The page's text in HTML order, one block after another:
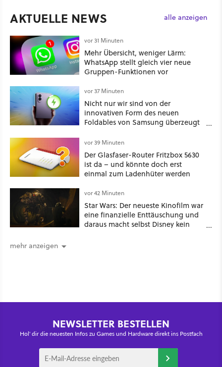
AKTUELLE NEWS alle anzeigen
vor 31 Minuten
Mehr Übersicht, weniger Lärm:
WhatsApp stellt gleich vier neue
Gruppen-Funktionen vor
vor 37 Minuten
Nicht nur wir sind von der
innovativen Form des neuen
Foldables von Samsung überzeugt
neue Vorbesteller-Rekorde auf
vor 39 Minuten
Der Glasfaser-Router Fritzbox 5630
ist da – und könnte doch erst
einmal zum Ladenhüter werden
vor 42 Minuten
Star Wars: Der neueste Kinofilm war
eine finanzielle Enttäuschung und
daraus macht selbst Disney kein
mehr anzeigen
NEWSLETTER BESTELLEN
Hol' dir die neuesten Infos zu Games und Hardware direkt ins Postfach